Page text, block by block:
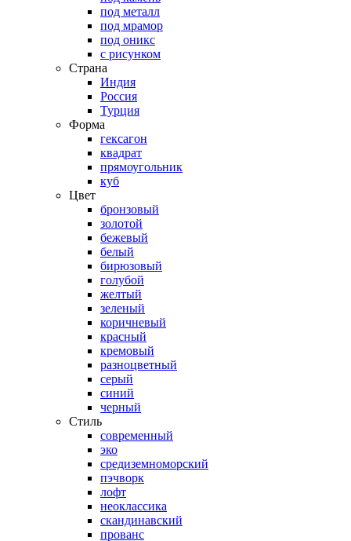
под металл
под мрамор
под оникс
с рисунком
Страна
Индия
Россия
Турция
Форма
гексагон
квадрат
прямоугольник
куб
Цвет
бронзовый
золотой
бежевый
белый
бирюзовый
голубой
желтый
зеленый
коричневый
красный
кремовый
разноцветный
серый
синий
черный
Стиль
современный
эко
средиземноморский
пэчворк
лофт
неоклассика
скандинавский
прованс